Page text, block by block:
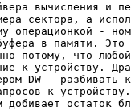
вычисления и
сектора, а
операционкой -
в памяти. Это
потому, что
к устройству.
DW - разбивать
к
добивает остаток